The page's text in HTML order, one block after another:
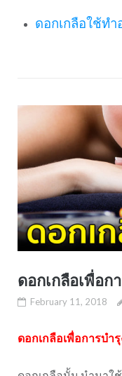
ดอกเกลือใช้ทำ
ดอกเกลือเพื่อก
February 11, 2018
ดอกเกลือเพื่อการบำ